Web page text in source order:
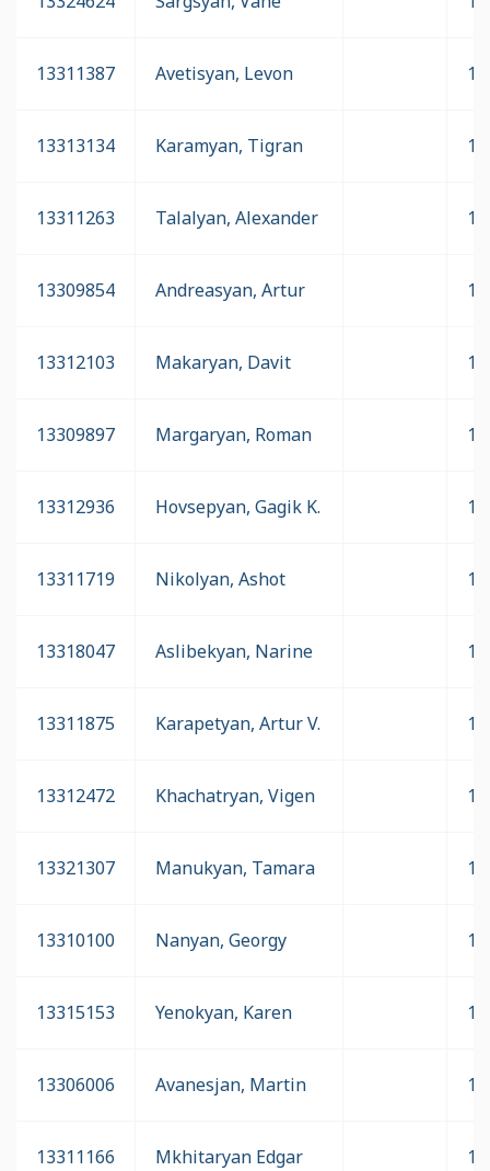
13311387 Avetisyan, Levon
13313134 Karamyan, Tigran
13311263 Talalyan, Alexander
13309854 Andreasyan, Artur
13312103 Makaryan, Davit
13309897 Margaryan, Roman
13312936 Hovsepyan, Gagik K.
13311719 Nikolyan, Ashot
13318047 Aslibekyan, Narine
13311875 Karapetyan, Artur V.
13312472 Khachatryan, Vigen
13321307 Manukyan, Tamara
13310100 Nanyan, Georgy
13315153 Yenokyan, Karen
13306006 Avanesjan, Martin
13311166 Mkhitaryan Edgar